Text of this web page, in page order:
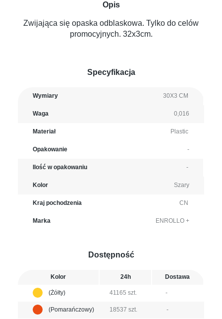
Opis
Zwijająca się opaska odblaskowa. Tylko do celów
promocyjnych. 32x3cm.
Specyfikacja
Wymiary 30X3 CM
Waga 0,016
Materiał Plastic
Opakowanie -
Ilość w opakowaniu -
Kolor Szary
Kraj pochodzenia CN
Marka ENROLLO +
Dostępność
Kolor 24h Dostawa
(Żółty) 41165 szt. -
(Pomarańczowy) 18537 szt. -